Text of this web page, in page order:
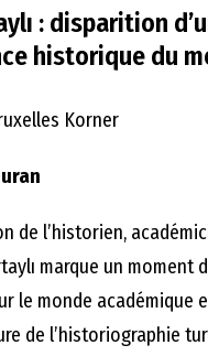
: disparition
historique du
Korner
de l’historien,
marque un moment
le monde académique
de l’historiographie